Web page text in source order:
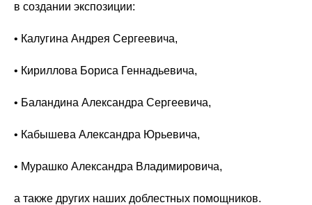
в создании экспозиции:
• Калугина Андрея Сергеевича,
• Кириллова Бориса Геннадьевича,
• Баландина Александра Сергеевича,
• Кабышева Александра Юрьевича,
• Мурашко Александра Владимировича,
а также других наших доблестных помощников.